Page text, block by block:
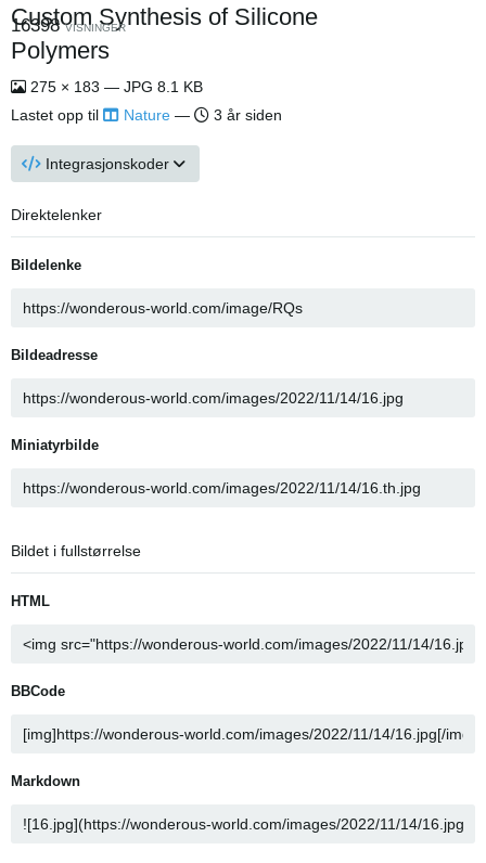
Custom Synthesis of Silicone
Polymers
16398VISNINGER
275 × 183 — JPG 8.1 KB
Lastet opp til
Nature — 3 år siden
Integrasjonskoder
Direktelenker
Bildelenke
Bildeadresse
Miniatyrbilde
Bildet i fullstørrelse
HTML
BBCode
Markdown